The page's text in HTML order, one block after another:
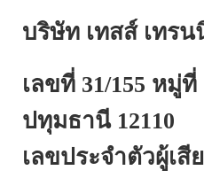
บริษัท เทสส์ เทร
เลขที่ 31/155 หมู่
ปทุมธานี 12110
เลขประจำตัวผู้เสี